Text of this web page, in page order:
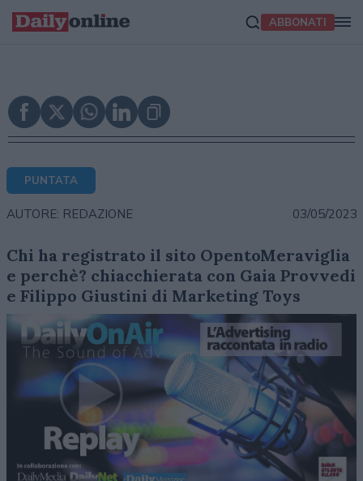
ABBONATI
PUNTATA
AUTORE: REDAZIONE 03/05/2023
Chi ha registrato il sito OpentoMeraviglia
e perchè? chiacchierata con Gaia Provvedi
e Filippo Giustini di Marketing Toys